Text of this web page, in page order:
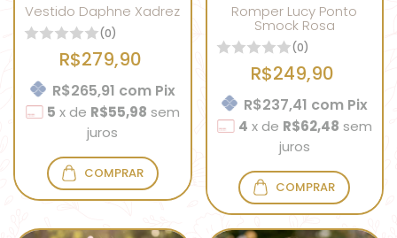
Vestido Daphne Xadrez
(0)
R$279,90
R$265,91 com Pix
5 x de R$55,98 sem
juros
COMPRAR
Romper Lucy Ponto
Smock Rosa
(0)
R$249,90
R$237,41 com Pix
4 x de R$62,48 sem
juros
COMPRAR